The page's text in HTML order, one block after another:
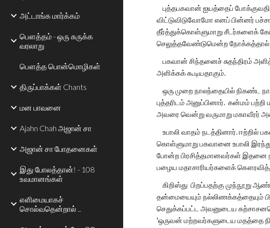
அட்டாங்க மார்க்கம்
பௌத்தம் - ஒரு சுருக்க
வரலாறு
பௌத்த பொன்மொழிகள்
திருப்பாக்கள் Chants
மன பாவனை
Ajahn Chah அஜான் சா
அஜான் சா போதனைகள்
இது போலத்தான்! - 108
உவமானங்கள்
எளிமையாகச்
சொல்வதென்றால் ..
புத்தபகவான் ஐயத்தைப்
விட்டுவிடுவோமோ எனப் பின்னர்
தீர்த்துக்கொள்ளுமாறு சீடர்களைக்
செலுத்தவேண்டுமென்ற நோக்கத்தால்
பகவான் சிந்தனைச் சுதந்திரம்
அளிக்கக் கூடியதாகும்.
ஒரு முறை நாலந்தையில் நிகண்ட
புத்தரிடம் அனுப்பினார். கன்மம்
அவரை வென்று வருமாறு மகாவீரர்
உபாலி வாதம் நடத்தினார். ஈற்றில்
கொள்ளுமாறு பகவானை உபாலி
போன்ற பிரசித்தமானவர்கள் இதனை
பழைய மதாசாரியர்களைக்
கிறிஸ்து பிறப்பதற்கு
தன்மையையும் நல்லிணக்கத்தையும்
செதுக்கப்பட்ட அவனுடைய
'ஒருவன் மற்றவர்களுடைய மதத்தை